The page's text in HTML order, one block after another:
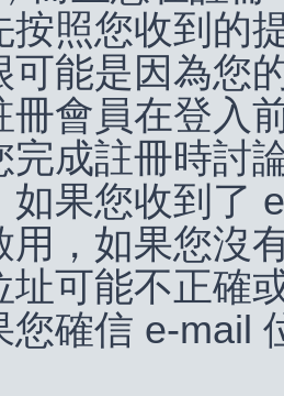
按照您收到的
可能是因為您
冊會員在登入
完成註冊時討
如果您收到了
用，如果您沒
址可能不正確
您確信 e-mail